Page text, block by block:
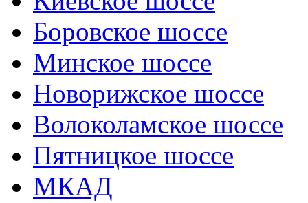
Боровское шоссе
Минское шоссе
Новорижское шоссе
Волоколамское шоссе
Пятницкое шоссе
МКАД